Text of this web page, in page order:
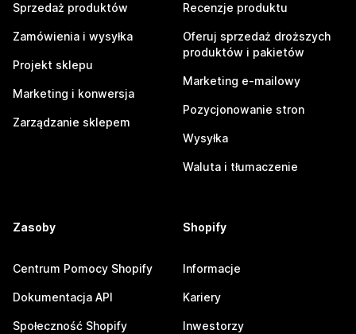
Sprzedaż produktów
Zamówienia i wysyłka
Projekt sklepu
Marketing i konwersja
Zarządzanie sklepem
Recenzje produktu
Oferuj sprzedaż droższych
produktów i pakietów
Marketing e-mailowy
Pozycjonowanie stron
Wysyłka
Waluta i tłumaczenie
Zasoby
Centrum Pomocy Shopify
Dokumentacja API
Społeczność Shopify
Shopify
Informacje
Kariery
Inwestorzy